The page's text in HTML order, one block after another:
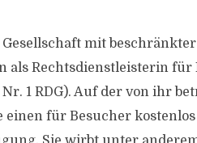
Gesellschaft mit
als Rechtsdienstleisterin
Nr. 1 RDG). Auf der von ihr
für Besucher